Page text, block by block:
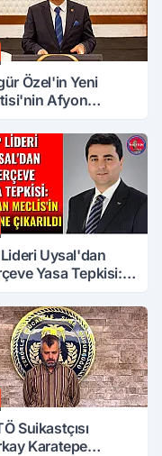
Özel'in Yeni
Afyon
Lideri Uysal'dan
Yasa Tepkisi:
Çıkarıldı
Suikastçısı
Karatepe